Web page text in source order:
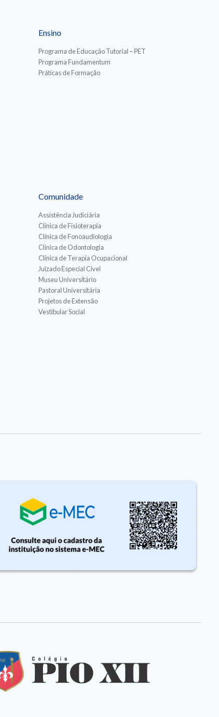
Ensino
Programa de Educação Tutorial – PET
Programa Fundamentum
Práticas de Formação
Comunidade
Assistência Judiciária
Clínica de Fisioterapia
Clínica de Fonoaudiologia
Clínica de Odontologia
Clínica de Terapia Ocupacional
Juizado Especial Cível
Museu Universitário
Pastoral Universitária
Projetos de Extensão
Vestibular Social